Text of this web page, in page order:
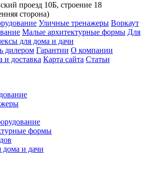
проезд 10Б, строение 18
сторона)
Уличные тренажеры Воркаут
Малые архитектурные формы Для
для дома и дачи
дилером Гарантии О компании
и доставка Карта сайта Статьи
формы
и дачи